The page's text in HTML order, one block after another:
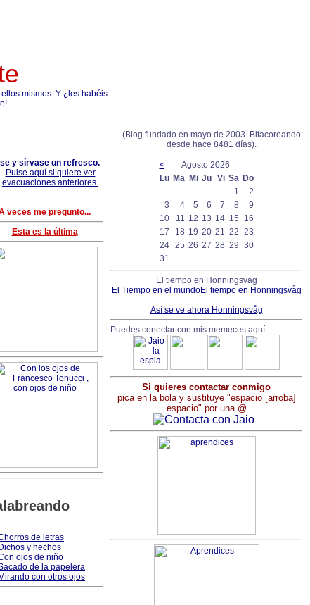
mismos. Y ¿les habéis
(Blog fundado en mayo de 2003. Bitacoreando
desde hace 8481 días).
y sírvase un refresco.
veces me pregunto...
Esta es la última
de letras
Dichos y hechos
ojos de niño
de la papelera
Mirando con otros ojos
<
Agosto 2026
Lu Ma Mi Ju Vi Sa Do
1
2
3
4 5 6 7 8
9
10
11 12 13 14 15
16
17
18 19 20 21 22 23
24
25 26 27 28 29 30
31
El tiempo en Honningsvag
El Tiempo en el mundoEl tiempo en Honningsvåg
Así se ve ahora Honningsvåg
Puedes conectar con mis memeces aquí:
Si quieres contactar conmigo
pica en la bola y sustituye "espacio [arroba]
espacio" por una @